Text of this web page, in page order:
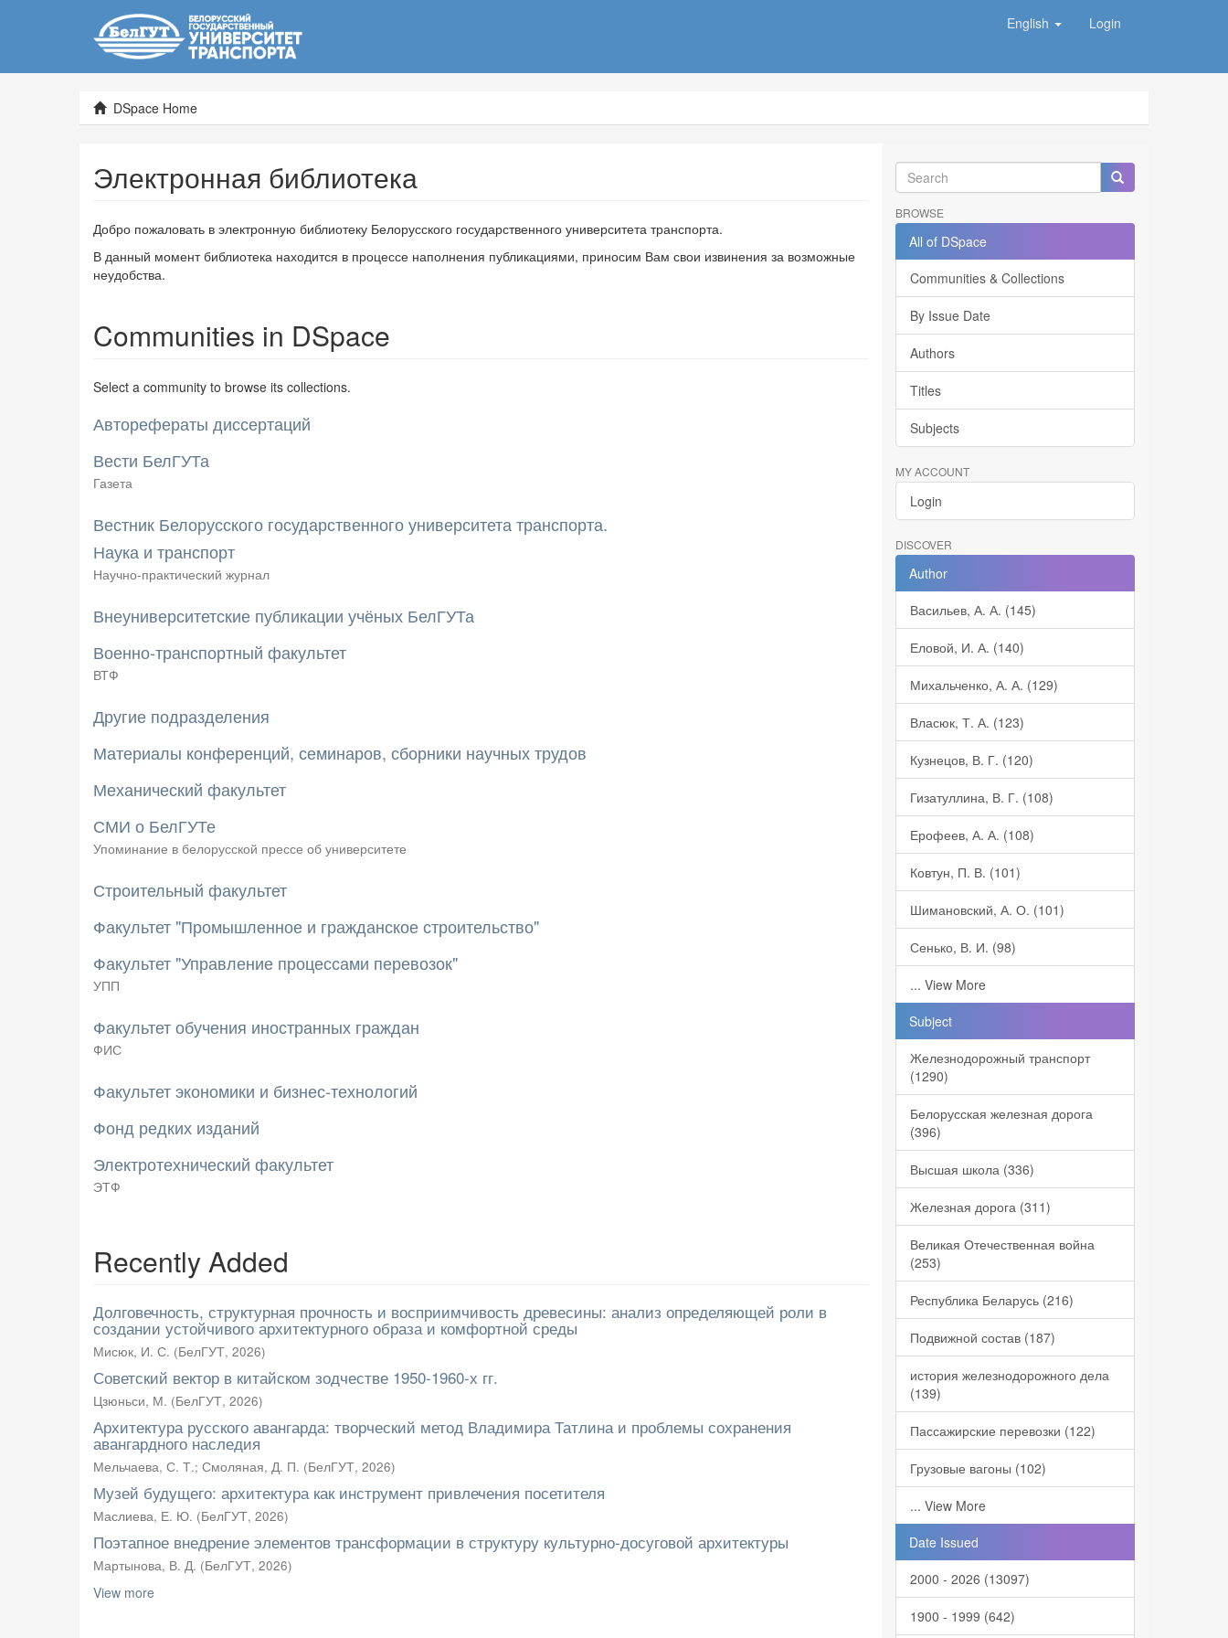
English Login
DSpace Home
Электронная библиотека
Добро пожаловать в электронную библиотеку Белорусского государственного университета транспорта.
В данный момент библиотека находится в процессе наполнения публикациями, приносим Вам свои извинения за возможные
неудобства.
Communities in DSpace
Select a community to browse its collections.
Авторефераты диссертаций
Вести БелГУТа
Газета
Вестник Белорусского государственного университета транспорта.
Наука и транспорт
Научно-практический журнал
Внеуниверситетские публикации учёных БелГУТа
Военно-транспортный факультет
ВТФ
Другие подразделения
Материалы конференций, семинаров, сборники научных трудов
Механический факультет
СМИ о БелГУТе
Упоминание в белорусской прессе об университете
Строительный факультет
Факультет "Промышленное и гражданское строительство"
Факультет "Управление процессами перевозок"
УПП
Факультет обучения иностранных граждан
ФИС
Факультет экономики и бизнес-технологий
Фонд редких изданий
Электротехнический факультет
ЭТФ
Recently Added
Долговечность, структурная прочность и восприимчивость древесины: анализ определяющей роли в
создании устойчивого архитектурного образа и комфортной среды
Мисюк, И. С. (БелГУТ, 2026)
Советский вектор в китайском зодчестве 1950-1960-х гг.
Цзюньси, М. (БелГУТ, 2026)
Архитектура русского авангарда: творческий метод Владимира Татлина и проблемы сохранения
авангардного наследия
Мельчаева, С. Т.; Смоляная, Д. П. (БелГУТ, 2026)
Музей будущего: архитектура как инструмент привлечения посетителя
Маслиева, Е. Ю. (БелГУТ, 2026)
Поэтапное внедрение элементов трансформации в структуру культурно-досуговой архитектуры
Мартынова, В. Д. (БелГУТ, 2026)
View more
BROWSE
All of DSpace
Communities & Collections
By Issue Date
Authors
Titles
Subjects
MY ACCOUNT
Login
DISCOVER
Author
Васильев, А. А. (145)
Еловой, И. А. (140)
Михальченко, А. А. (129)
Власюк, Т. А. (123)
Кузнецов, В. Г. (120)
Гизатуллина, В. Г. (108)
Ерофеев, А. А. (108)
Ковтун, П. В. (101)
Шимановский, А. О. (101)
Сенько, В. И. (98)
... View More
Subject
Железнодорожный транспорт
(1290)
Белорусская железная дорога
(396)
Высшая школа (336)
Железная дорога (311)
Великая Отечественная война
(253)
Республика Беларусь (216)
Подвижной состав (187)
история железнодорожного дела
(139)
Пассажирские перевозки (122)
Грузовые вагоны (102)
... View More
Date Issued
2000 - 2026 (13097)
1900 - 1999 (642)